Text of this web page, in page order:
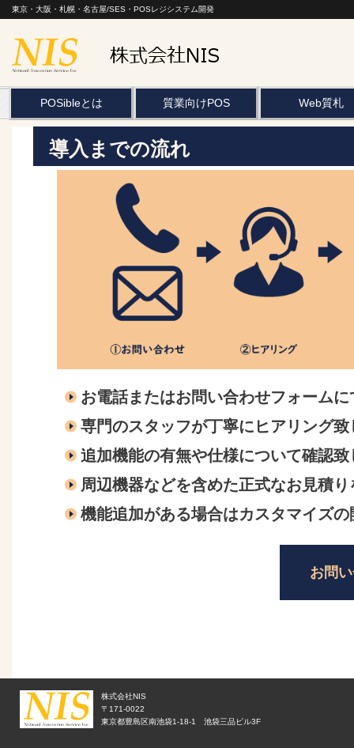
東京・大阪・札幌・名古屋/SES・POSレジシステム開発
POSibleとは 質業向けPOS Web質札
導入までの流れ
お電話またはお問い合わせフォーム
専門のスタッフが丁寧にヒアリング致
追加機能の有無や仕様について確認致
周辺機器などを含めた正式なお見積り
機能追加がある場合はカスタマイズ
お問
株式会社NIS
〒171-0022
東京都豊島区南池袋1-18-1 池袋三品ビル3F